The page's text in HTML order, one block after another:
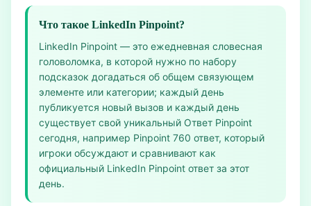
Что такое LinkedIn Pinpoint?
LinkedIn Pinpoint — это ежедневная словесная
головоломка, в которой нужно по набору
подсказок догадаться об общем связующем
элементе или категории; каждый день
публикуется новый вызов и каждый день
существует свой уникальный Ответ Pinpoint
сегодня, например Pinpoint 760 ответ, который
игроки обсуждают и сравнивают как
официальный LinkedIn Pinpoint ответ за этот
день.